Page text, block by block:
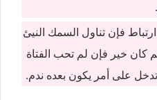
فإن تناول السمك النيئ
كان خير فإن لم تحب الفتاة
على أمر يكون بعده ندم.